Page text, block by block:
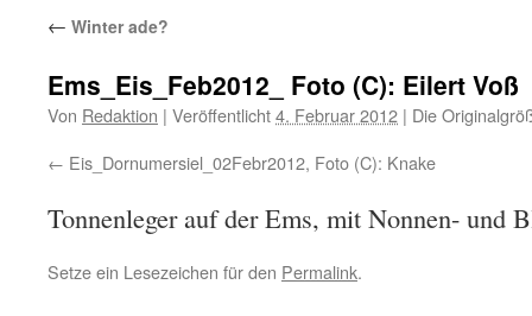
← Winter ade?
Ems_Eis_Feb2012_ Foto (C): Eilert Voß
Von Redaktion | Veröffentlicht4. Februar 2012 | Die
Eis_Dornumersiel_02Febr2012, Foto (C): Knake
Tonnenleger auf der Ems, mit Nonnen- und
Setze ein Lesezeichen für den Permalink.